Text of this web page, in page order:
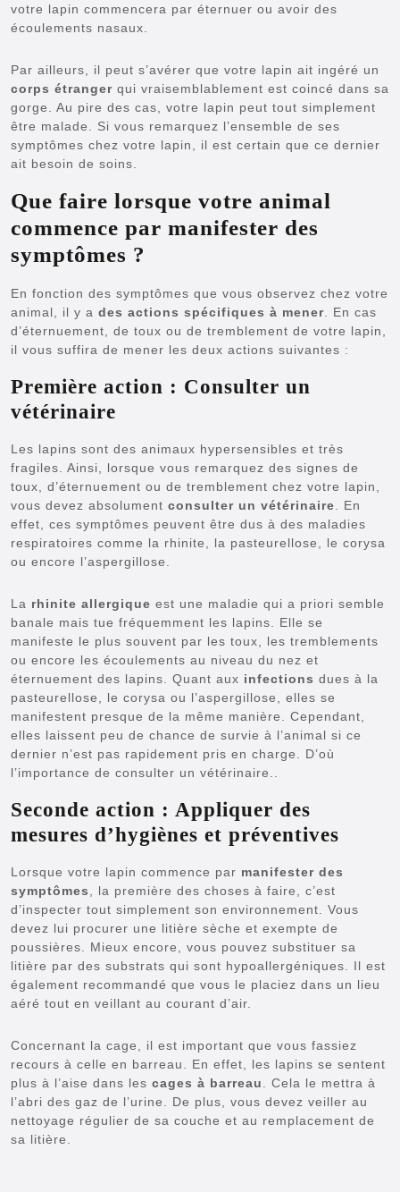
votre lapin commencera par éternuer ou avoir des
écoulements nasaux.
Par ailleurs, il peut s’avérer que votre lapin ait ingéré un
corps étranger qui vraisemblablement est coincé dans sa
gorge. Au pire des cas, votre lapin peut tout simplement
être malade. Si vous remarquez l’ensemble de ses
symptômes chez votre lapin, il est certain que ce dernier
ait besoin de soins.
Que faire lorsque votre animal
commence par manifester des
symptômes ?
En fonction des symptômes que vous observez chez votre
animal, il y a des actions spécifiques à mener . En cas
d’éternuement, de toux ou de tremblement de votre lapin,
il vous suffira de mener les deux actions suivantes :
Première action : Consulter un
vétérinaire
Les lapins sont des animaux hypersensibles et très
fragiles. Ainsi, lorsque vous remarquez des signes de
toux, d’éternuement ou de tremblement chez votre lapin,
vous devez absolument consulter un vétérinaire . En
effet, ces symptômes peuvent être dus à des maladies
respiratoires comme la rhinite, la pasteurellose, le corysa
ou encore l’aspergillose.
La rhinite allergique est une maladie qui a priori semble
banale mais tue fréquemment les lapins. Elle se
manifeste le plus souvent par les toux, les tremblements
ou encore les écoulements au niveau du nez et
éternuement des lapins. Quant aux infections dues à la
pasteurellose, le corysa ou l’aspergillose, elles se
manifestent presque de la même manière. Cependant,
elles laissent peu de chance de survie à l’animal si ce
dernier n’est pas rapidement pris en charge. D’où
l’importance de consulter un vétérinaire..
Seconde action : Appliquer des
mesures d’hygiènes et préventives
Lorsque votre lapin commence par manifester des
symptômes
, la première des choses à faire, c’est
d’inspecter tout simplement son environnement. Vous
devez lui procurer une litière sèche et exempte de
poussières. Mieux encore, vous pouvez substituer sa
litière par des substrats qui sont hypoallergéniques. Il est
également recommandé que vous le placiez dans un lieu
aéré tout en veillant au courant d’air.
Concernant la cage, il est important que vous fassiez
recours à celle en barreau. En effet, les lapins se sentent
plus à l’aise dans les cages à barreau
. Cela le mettra à
l’abri des gaz de l’urine. De plus, vous devez veiller au
nettoyage régulier de sa couche et au remplacement de
sa litière.